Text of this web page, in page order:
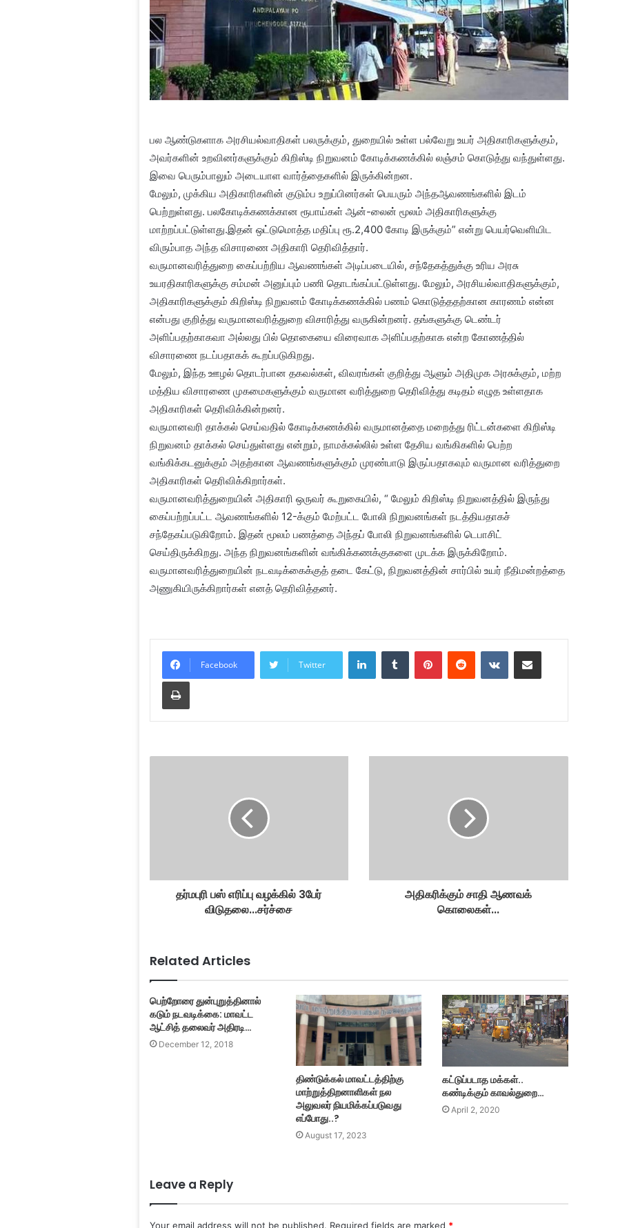
பல ஆண்டுகளாக அரசியல்வாதிகள் பலருக்கும், துறையில் உள்ள பல்வேறு உயர் அதிகாரிகளுக்கும்,
அவர்களின் உறவினர்களுக்கும் கிறிஸ்டி நிறுவனம் கோடிக்கணக்கில் லஞ்சம் கொடுத்து வந்துள்ளது.
இவை பெரும்பாலும் அடையாள வார்த்தைகளில் இருக்கின்றன.
மேலும், முக்கிய அதிகாரிகளின் குடும்ப உறுப்பினர்கள் பெயரும் அந்தஆவணங்களில் இடம்
பெற்றுள்ளது. பலகோடிக்கணக்கான ரூபாய்கள் ஆன்-லைன் மூலம் அதிகாரிகளுக்கு
மாற்றப்பட்டுள்ளது.இதன் ஒட்டுமொத்த மதிப்பு ரூ.2,400 கோடி இருக்கும்” என்று பெயர்வெளியிட
விரும்பாத அந்த விசாரணை அதிகாரி தெரிவித்தார்.
வருமானவரித்துறை கைப்பற்றிய ஆவணங்கள் அடிப்படையில், சந்தேகத்துக்கு உரிய அரசு
உயரதிகாரிகளுக்கு சம்மன் அனுப்பும் பணி தொடங்கப்பட்டுள்ளது. மேலும், அரசியல்வாதிகளுக்கும்,
அதிகாரிகளுக்கும் கிறிஸ்டி நிறுவனம் கோடிக்கணக்கில் பணம் கொடுத்ததற்கான காரணம் என்ன
என்பது குறித்து வருமானவரித்துறை விசாரித்து வருகின்றனர். தங்களுக்கு டெண்டர்
அளிப்பதற்காகவா அல்லது பில் தொகையை விரைவாக அளிப்பதற்காக என்ற கோணத்தில்
விசாரணை நடப்பதாகக் கூறப்படுகிறது.
மேலும், இந்த ஊழல் தொடர்பான தகவல்கள், விவரங்கள் குறித்து ஆளும் அதிமுக அரசுக்கும், மற்ற
மத்திய விசாரணை முகமைகளுக்கும் வருமான வரித்துறை தெரிவித்து கடிதம் எழுத உள்ளதாக
அதிகாரிகள் தெரிவிக்கின்றனர்.
வருமானவரி தாக்கல் செய்வதில் கோடிக்கணக்கில் வருமானத்தை மறைத்து ரிட்டன்களை கிறிஸ்டி
நிறுவனம் தாக்கல் செய்துள்ளது என்றும், நாமக்கல்லில் உள்ள தேசிய வங்கிகளில் பெற்ற
வங்கிக்கடனுக்கும் அதற்கான ஆவணங்களுக்கும் முரண்பாடு இருப்பதாகவும் வருமான வரித்துறை
அதிகாரிகள் தெரிவிக்கிறார்கள்.
வருமானவரித்துறையின் அதிகாரி ஒருவர் கூறுகையில், “ மேலும் கிறிஸ்டி நிறுவனத்தில் இருந்து
கைப்பற்றப்பட்ட ஆவணங்களில் 12-க்கும் மேற்பட்ட போலி நிறுவனங்கள் நடத்தியதாகச்
சந்தேகப்படுகிறோம். இதன் மூலம் பணத்தை அந்தப் போலி நிறுவனங்களில் டெபாசிட்
செய்திருக்கிறது. அந்த நிறுவனங்களின் வங்கிக்கணக்குகளை முடக்க இருக்கிறோம்.
வருமானவரித்துறையின் நடவடிக்கைக்குத் தடை கேட்டு, நிறுவனத்தின் சார்பில் உயர் நீதிமன்றத்தை
அணுகியிருக்கிறார்கள் எனத் தெரிவித்தனர்.
Facebook Twitter
LinkedInTumblr PinterestReddit VKontakteShare via Email
Print
தர்மபுரி பஸ் எரிப்பு வழக்கில் 3பேர்
விடுதலை...சர்ச்சை
அதிகரிக்கும் சாதி ஆணவக்
கொலைகள்...
Related Articles
பெற்றோரை துன்புறுத்தினால்
கடும் நடவடிக்கை: மாவட்ட
ஆட்சித் தலைவர் அதிரடி…
December 12, 2018
திண்டுக்கல் மாவட்டத்திற்கு
மாற்றுத்திறனாளிகள் நல
அலுவலர் நியமிக்கப்படுவது
எப்போது..?
August 17, 2023
கட்டுப்படாத மக்கள்..
கண்டிக்கும் காவல்துறை…
April 2, 2020
Leave a Reply
Your email address will not be published. Required fields are marked *